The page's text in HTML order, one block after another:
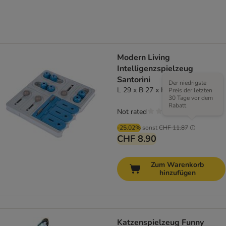
Modern Living
Intelligenzspielzeug
Santorini
L 29 x B 27 x H 5 cm
-25.02% sonstCHF 11.87
Der niedrigste
Preis der letzten
30 Tage vor dem
Rabatt
CHF 8.90
Not rated
Zum Warenkorb
hinzufügen
Katzenspielzeug Funny